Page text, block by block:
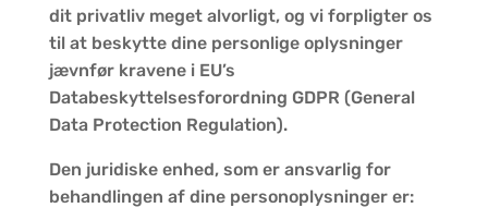
dit privatliv meget alvorligt, og vi forpligter os
til at beskytte dine personlige oplysninger
jævnfør kravene i EU’s
Databeskyttelsesforordning GDPR (General
Data Protection Regulation).
Den juridiske enhed, som er ansvarlig for
behandlingen af dine personoplysninger er: